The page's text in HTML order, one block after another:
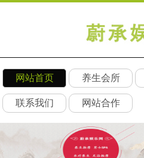
网站首页 养生会所
联系我们 网站合作